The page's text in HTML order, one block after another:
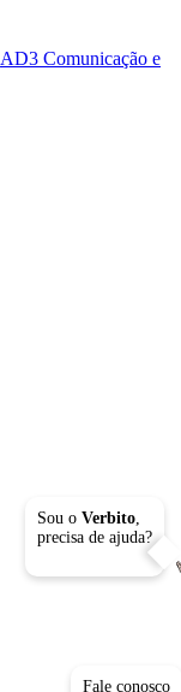
Fale conosco
Sou o Verbito,
precisa de ajuda?
AD3 Comunicação e